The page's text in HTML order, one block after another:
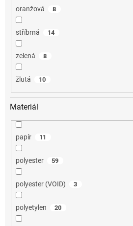
oranžová 8
stříbrná 14
zelená 8
žlutá 10
Materiál
papír 11
polyester 59
polyester (VOID) 3
polyetylen 20